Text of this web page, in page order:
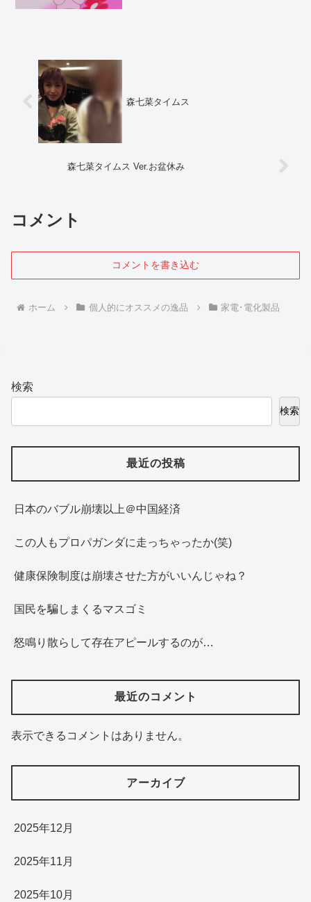
森七菜タイムス
森七菜タイムス Ver.お盆休み
コメント
コメントを書き込む
ホーム 個人的にオススメの逸品 家電･電化製品
検索
検索
最近の投稿
日本のバブル崩壊以上＠中国経済
この人もプロパガンダに走っちゃったか(笑)
健康保険制度は崩壊させた方がいいんじゃね？
国民を騙しまくるマスゴミ
怒鳴り散らして存在アピールするのが…
最近のコメント
表示できるコメントはありません。
アーカイブ
2025年12月
2025年11月
2025年10月